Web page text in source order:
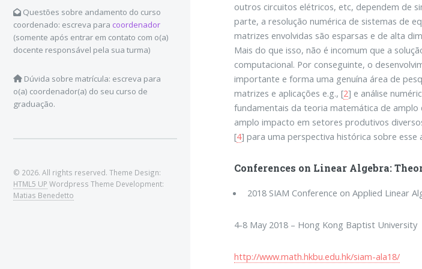
outros circuitos elétricos, etc, dependem de
parte, a resolução numérica de sistemas de
matrizes envolvidas são esparsas e de alta
Mais do que isso, não é incomum que a
computacional. Por conseguinte, o
importante e forma uma genuína área de
matrizes e aplicações e.g., [2] e análise
fundamentais da teoria matemática de amplo
amplo impacto em setores produtivos
[4] para uma perspectiva histórica sobre esse
Conferences on Linear Algebra:
2018 SIAM Conference on Applied Linear
4-8 May 2018 – Hong Kong Baptist University
http://www.math.hkbu.edu.hk/siam-ala18/
Questões sobre andamento do curso
coordenado: escreva para coordenador
(somente após entrar em contato com o(a)
docente responsável pela sua turma)
Dúvida sobre matrícula: escreva para
o(a) coordenador(a) do seu curso de
graduação.
© 2026. All rights reserved. Theme Design:
HTML5 UP Wordpress Theme Development:
Matias Benedetto